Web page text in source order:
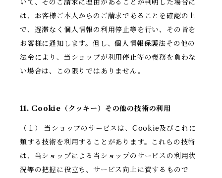
いて、そのご請求に理由があることが判明した場合に
は、お客様ご本人からのご請求であることを確認の上
で、遅滞なく個人情報の利用停止等を行い、その旨を
お客様に通知します。但し、個人情報保護法その他の
法令により、当ショップが利用停止等の義務を負わな
い場合は、この限りではありません。
11. Cookie（クッキー）その他の技術の利用
（１） 当ショップのサービスは、Cookie及びこれに
類する技術を利用することがあります。これらの技術
は、当ショップによる当ショップのサービスの利用状
況等の把握に役立ち、サービス向上に資するもので